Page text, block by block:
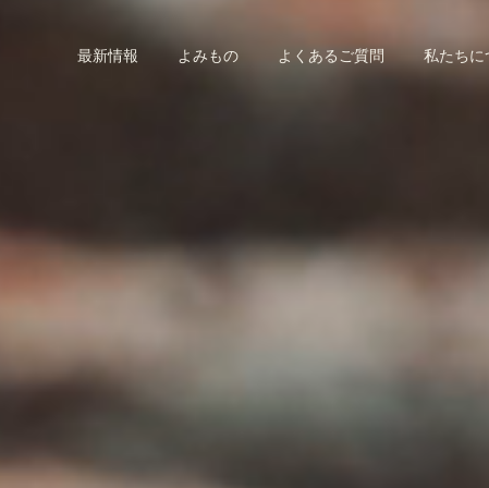
最新情報 よみもの よくあるご質問 私たちに